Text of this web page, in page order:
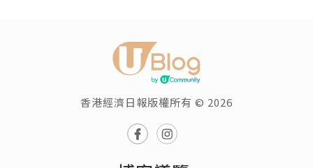
香港經濟日報版權所有 © 2026